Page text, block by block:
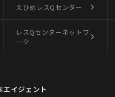
えひめレスQセンター
レスQセンターネットワ
ーク
エイジェント